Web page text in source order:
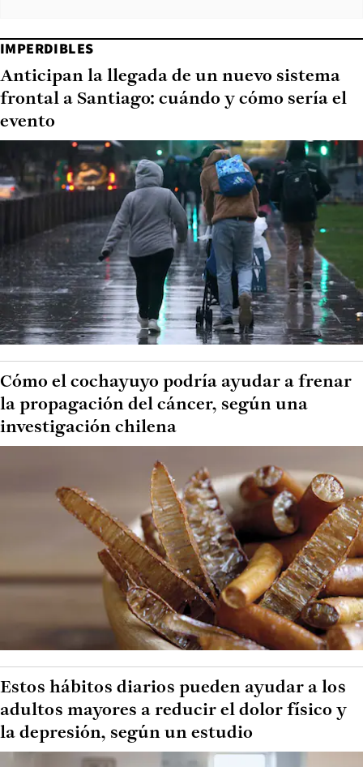
IMPERDIBLES
Anticipan la llegada de un nuevo sistema
frontal a Santiago: cuándo y cómo sería el
evento
Cómo el cochayuyo podría ayudar a frenar
la propagación del cáncer, según una
investigación chilena
Estos hábitos diarios pueden ayudar a los
adultos mayores a reducir el dolor físico y
la depresión, según un estudio